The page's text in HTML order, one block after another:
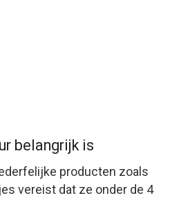
belangrijk is
producten zoals
vereist dat ze onder de 4